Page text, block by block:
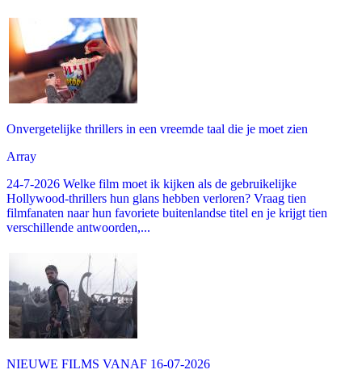
Onvergetelijke thrillers in een vreemde taal die je moet zien
Array
24-7-2026 Welke film moet ik kijken als de gebruikelijke
Hollywood-thrillers hun glans hebben verloren? Vraag tien
filmfanaten naar hun favoriete buitenlandse titel en je krijgt tien
verschillende antwoorden,...
NIEUWE FILMS VANAF 16-07-2026